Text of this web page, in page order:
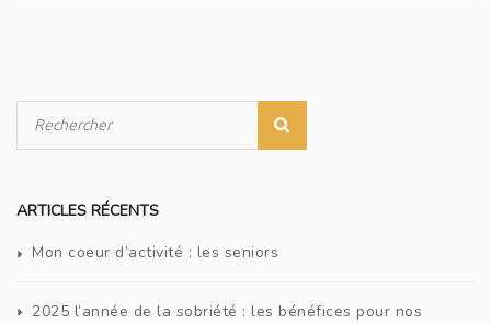
ARTICLES RÉCENTS
Mon coeur d’activité : les seniors
2025 l’année de la sobriété : les bénéfices pour nos